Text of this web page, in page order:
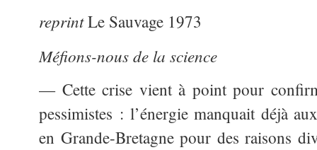
reprintLe Sauvage 1973
Méfions-nous de la science
— Cette crise vient à point pour
pessimistes : l’énergie manquait déjà
en Grande-Bretagne pour des raisons